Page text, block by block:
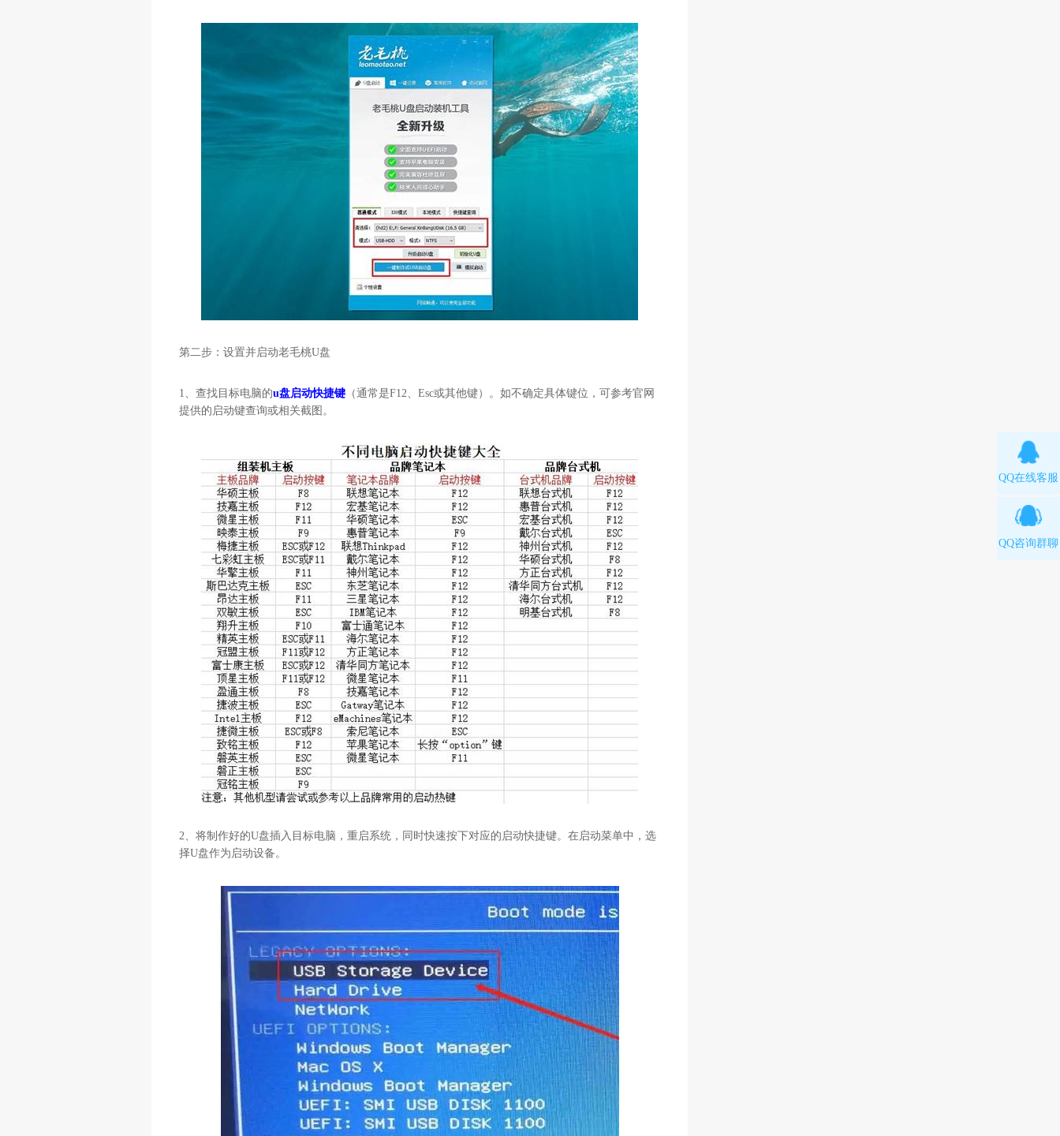
第二步：设置并启动老毛桃U盘
1、查找目标电脑的u盘启动快捷键 （通常是F12、 Esc或其他键）。如不确定具体键位，可参考官网
提供的启动键查询或相关截图。
2、将制作好的U盘插入目标电脑，重启系统，同时快速按下对应的启动快捷键。在启动菜单中，选
择U盘作为启动设备。
QQ在线客服
QQ咨询群聊